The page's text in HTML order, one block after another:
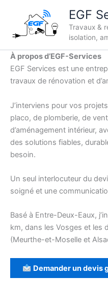
EGF
Travaux &
isolation,
À propos d’EGF-Services
EGF Services est une
travaux de rénovation et
J’interviens pour vos
placo, de plomberie, de
d’aménagement intérieur,
des solutions fiables,
besoin.
Un seul interlocuteur du
soigné et une
Basé à Entre-Deux-Eaux,
km, dans les Vosges et les
(Meurthe-et-Moselle et
Demander un devis